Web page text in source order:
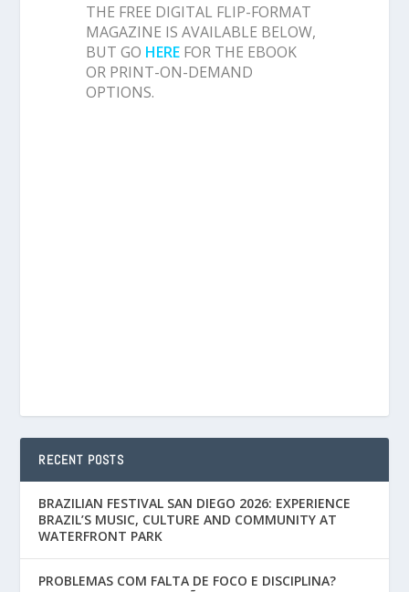
THE FREE DIGITAL FLIP-FORMAT
MAGAZINE IS AVAILABLE BELOW,
BUT GO HERE FOR THE EBOOK
OR PRINT-ON-DEMAND
OPTIONS.
RECENT POSTS
BRAZILIAN FESTIVAL SAN DIEGO 2026: EXPERIENCE
BRAZIL’S MUSIC, CULTURE AND COMMUNITY AT
WATERFRONT PARK
PROBLEMAS COM FALTA DE FOCO E DISCIPLINA?